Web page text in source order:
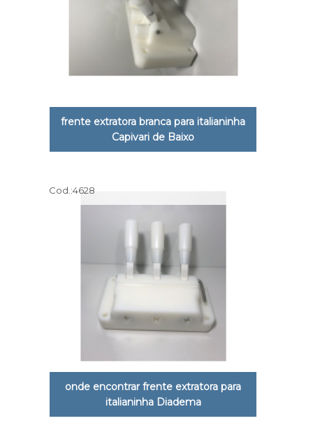
frente extratora branca para italianinha
Capivari de Baixo
Cod.:4628
onde encontrar frente extratora para
italianinha Diadema